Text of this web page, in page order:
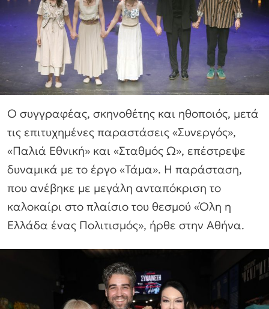
Ο συγγραφέας, σκηνοθέτης και ηθοποιός, μετά
τις επιτυχημένες παραστάσεις «Συνεργός»,
«Παλιά Εθνική» και «Σταθμός Ω», επέστρεψε
δυναμικά με το έργο «Τάμα». Η παράσταση,
που ανέβηκε με μεγάλη ανταπόκριση το
καλοκαίρι στο πλαίσιο του θεσμού «Όλη η
Ελλάδα ένας Πολιτισμός», ήρθε στην Αθήνα.